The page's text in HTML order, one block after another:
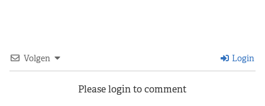
Volgen Login
Please login to comment